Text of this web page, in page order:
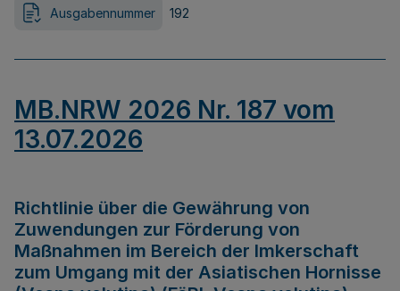
Ausgabennummer 192
MB.NRW 2026 Nr. 187 vom
13.07.2026
Richtlinie über die Gewährung von
Zuwendungen zur Förderung von
Maßnahmen im Bereich der Imkerschaft
zum Umgang mit der Asiatischen Hornisse